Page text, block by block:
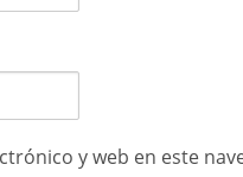
y web en este